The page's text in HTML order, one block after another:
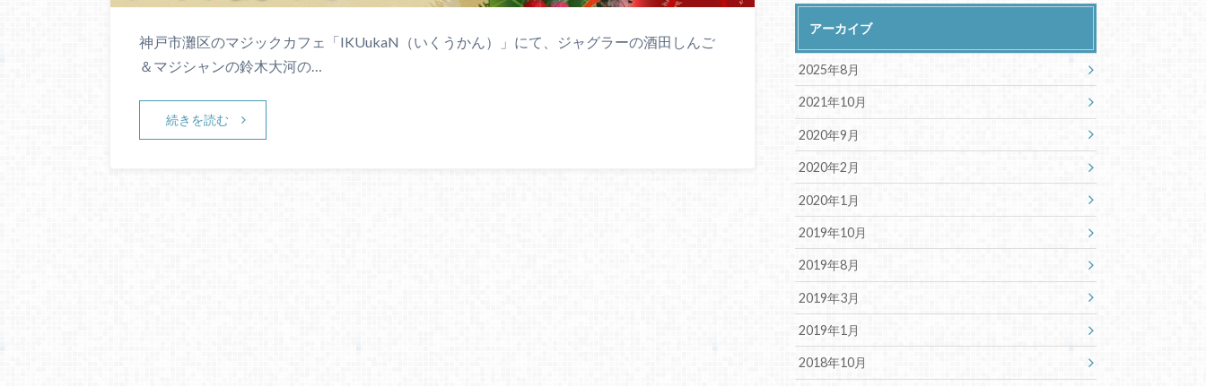
神戸市灘区のマジックカフェ「IKUukaN（いくうかん）」にて、ジャグラーの酒田しんご
＆マジシャンの鈴木大河の…
続きを読む
アーカイブ
2025年8月
2021年10月
2020年9月
2020年2月
2020年1月
2019年10月
2019年8月
2019年3月
2019年1月
2018年10月